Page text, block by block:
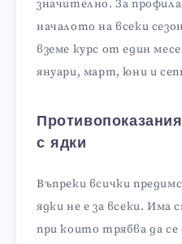
значително. За
началото на всеки
вземе курс от един
януари, март, юни и
с ядки
Въпреки всички
ядки не е за всеки. Има
при които трябва да